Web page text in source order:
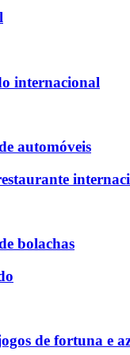
internacional
automóveis
bolachas
de fortuna e